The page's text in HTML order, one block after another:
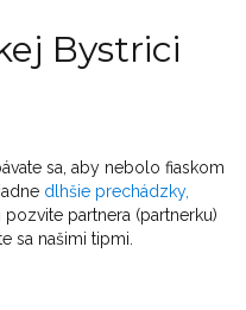
Bystrici
sa, aby nebolo fiaskom
dlhšie prechádzky,
pozvite partnera (partnerku)
sa našimi tipmi.